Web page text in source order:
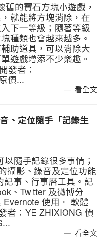
舊的寶石方塊小遊戲，
就能將方塊消除，在
下一等級；隨著等級
種類也會越來越多。
助道具，可以消除大
遊戲增添不少樂趣。
發者：
價...
看全文
、定位隨手「記錄生
隨手記錄很多事情；
攝影、錄音及定位功能
記事、行事曆工具。記
、Twitter 及微博分
使用。 軟體
者：YE ZHIXIONG 價
看全文